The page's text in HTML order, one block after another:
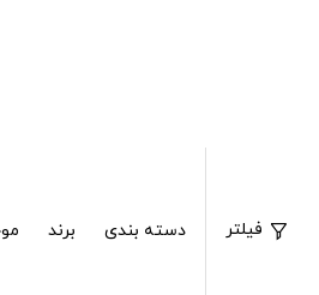
فیلتر دسته بندی برند